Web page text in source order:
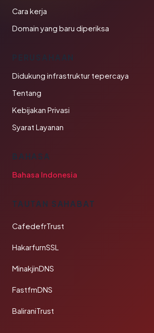
Cara kerja
Domain yang baru diperiksa
PERUSAHAAN
Didukung infrastruktur tepercaya
Tentang
Kebijakan Privasi
Syarat Layanan
BAHASA
Bahasa Indonesia
TAUTAN SAHABAT
CafedefrTrust
HakarfurnSSL
MinakjinDNS
FastfmDNS
BaliraniTrust